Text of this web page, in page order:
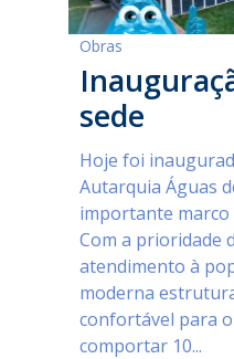
Obras
sede
Hoje foi
Autarquia Águas
importante marco
Com a prioridade
atendimento à
moderna
confortável para
comportar 10...